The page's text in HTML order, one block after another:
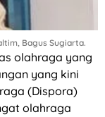
Bagus Sugiarta.
olahraga yang
yang kini
(Dispora)
olahraga